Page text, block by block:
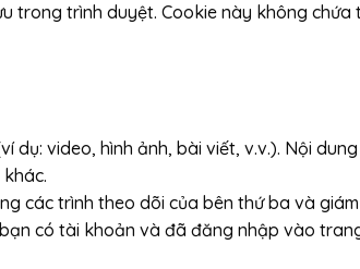
trong trình duyệt. Cookie này không
video, hình ảnh, bài viết, v.v.). Nội
các trình theo dõi của bên thứ ba và
có tài khoản và đã đăng nhập vào